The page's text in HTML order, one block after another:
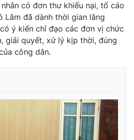
Bất động sản
Tấm lòng Việt
có đơn thư khiếu nại, tố cáo
Lâm đã dành thời gian lắng
ý kiến chỉ đạo các đơn vị chức
giải quyết, xử lý kịp thời, đúng
công dân.